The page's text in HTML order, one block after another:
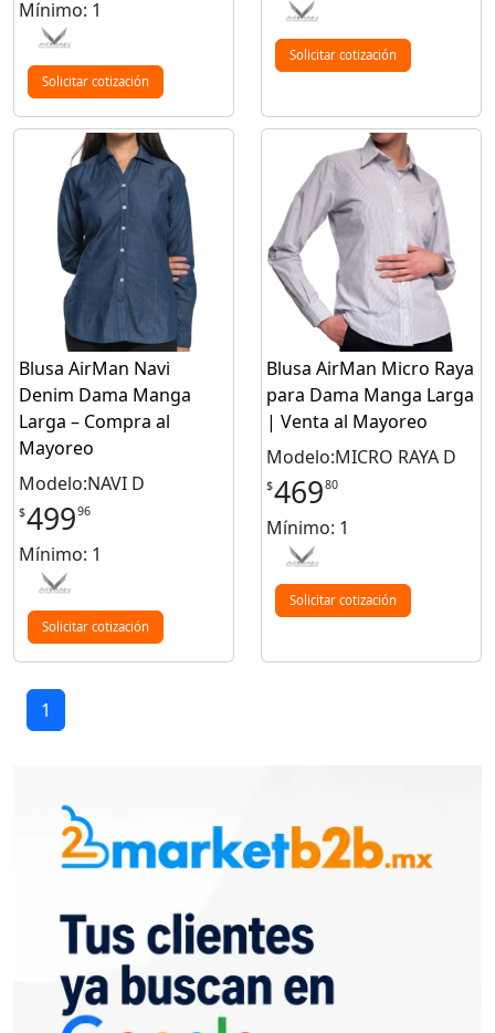
Mínimo: 1
Solicitar cotización
Solicitar cotización
Blusa AirMan Navi
Denim Dama Manga
Larga – Compra al
Mayoreo
Modelo:NAVI D
$49996
Mínimo: 1
Solicitar cotización
Blusa AirMan Micro Raya
para Dama Manga Larga
| Venta al Mayoreo
Modelo:MICRO RAYA D
$46980
Mínimo: 1
Solicitar cotización
1